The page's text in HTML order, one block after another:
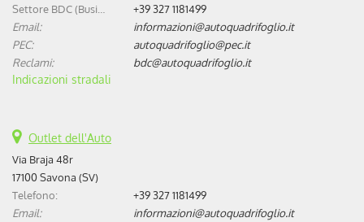
+39 327 1181499
Email:
informazioni@autoquadrifoglio.it
PEC:
autoquadrifoglio@pec.it
Reclami:
bdc@autoquadrifoglio.it
Indicazioni stradali
Outlet dell'Auto
Via Braja 48r
17100 Savona (SV)
Telefono:
+39 327 1181499
Email:
informazioni@autoquadrifoglio.it